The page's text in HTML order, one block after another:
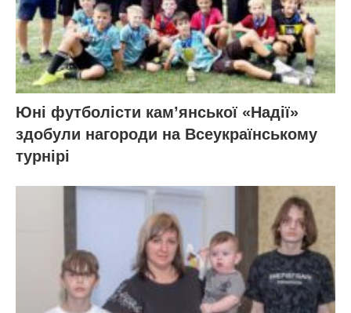
Юні футболісти кам’янської «Надії»
здобули нагороди на Всеукраїнському
турнірі